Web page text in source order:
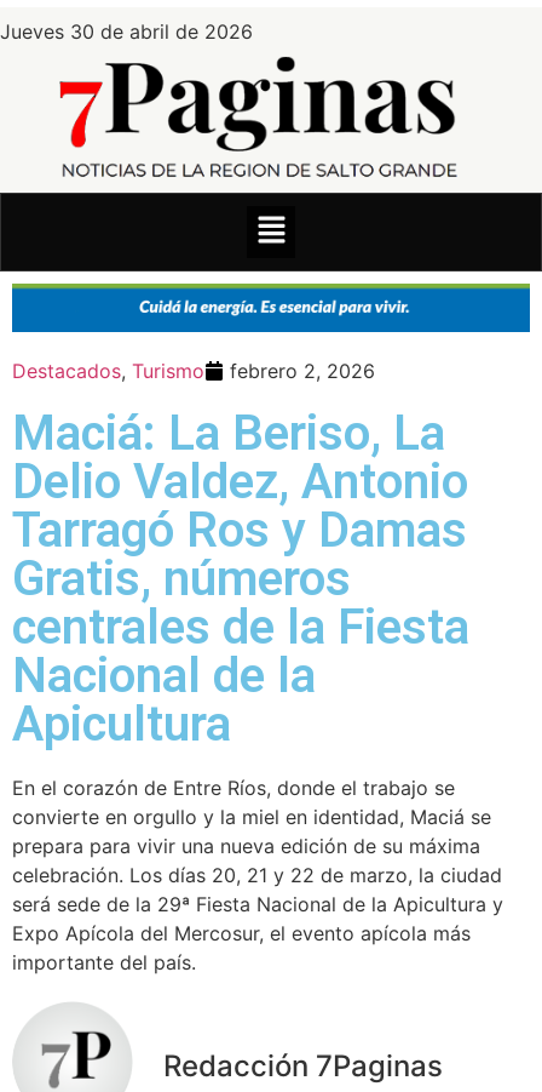
Jueves 30 de abril de 2026
Destacados, Turismo febrero 2, 2026
Maciá: La Beriso, La
Delio Valdez, Antonio
Tarragó Ros y Damas
Gratis, números
centrales de la Fiesta
Nacional de la
Apicultura
En el corazón de Entre Ríos, donde el trabajo se
convierte en orgullo y la miel en identidad, Maciá se
prepara para vivir una nueva edición de su máxima
celebración. Los días 20, 21 y 22 de marzo, la ciudad
será sede de la 29ª Fiesta Nacional de la Apicultura y
Expo Apícola del Mercosur, el evento apícola más
importante del país.
Redacción 7Paginas